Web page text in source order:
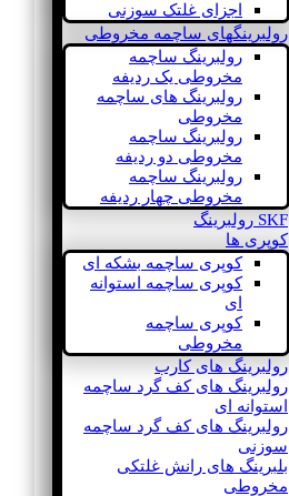
اجزای غلتک سوزنی
رولبرینگهای ساچمه مخروطی
رولبرینگ ساچمه
مخروطی یک ردیفه
رولبرینگ های ساچمه
مخروطی
رولبرینگ ساچمه
مخروطی دو ردیفه
رولبرینگ ساچمه
مخروطی چهار ردیفه
SKF رولبرینگ
کوپری ها
کوپری ساچمه بشکه ای
کوپری ساچمه استوانه
ای
کوپری ساچمه
مخروطی
رولبرینگ های کارب
رولبرینگ های کف گرد ساچمه
استوانه ای
رولبرینگ های کف گرد ساچمه
سوزنی
بلبرینگ های رانش غلتکی
مخروطی